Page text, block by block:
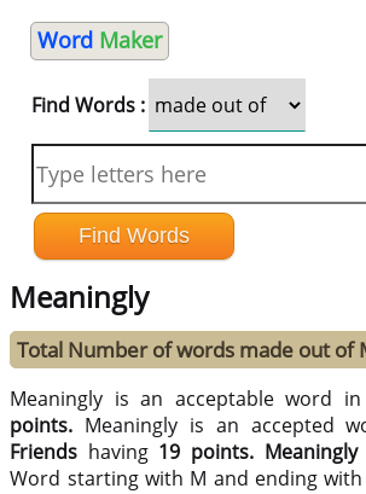
Word Maker
Find Words :
Meaningly
Total Number of words made out of
Meaningly is an acceptable word
points. Meaningly is an accepted
Friends having 19 points. Meaningly
Word starting with M and ending with